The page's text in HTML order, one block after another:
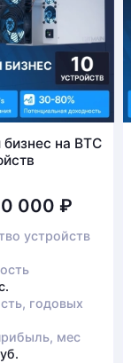
бизнес на BTC
000₽
устройств
годовых
мес